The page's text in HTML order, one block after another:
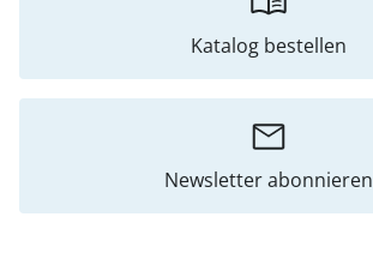
Katalog bestellen
Newsletter abonnieren